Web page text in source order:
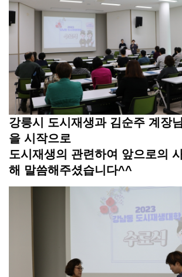
강릉시 도시재생과 김순주 계장
을 시작으로
도시재생의 관련하여 앞으로의
해 말씀해주셨습니다^^